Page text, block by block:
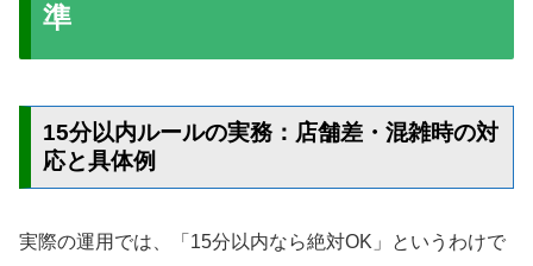
準
15分以内ルールの実務：店舗差・混雑時の対
応と具体例
実際の運用では、「15分以内なら絶対OK」というわけで